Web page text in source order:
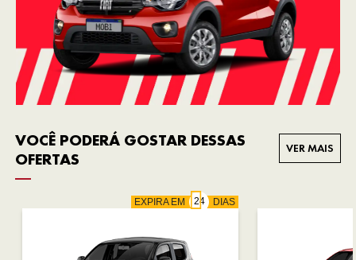
VOCÊ PODERÁ GOSTAR DESSAS
OFERTAS
VER MAIS
EXPIRA EM DIAS